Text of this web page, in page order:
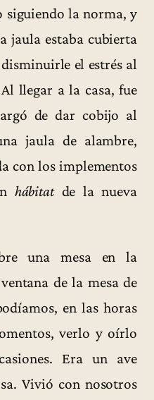
siguiendo la norma, y
jaula estaba cubierta
el estrés al
llegar a la casa, fue
de dar cobijo al
jaula de alambre,
con los implementos
hábitatde la nueva
una mesa en la
de la mesa de
en las horas
verlo y oírlo
Era un ave
Vivió con nosotros